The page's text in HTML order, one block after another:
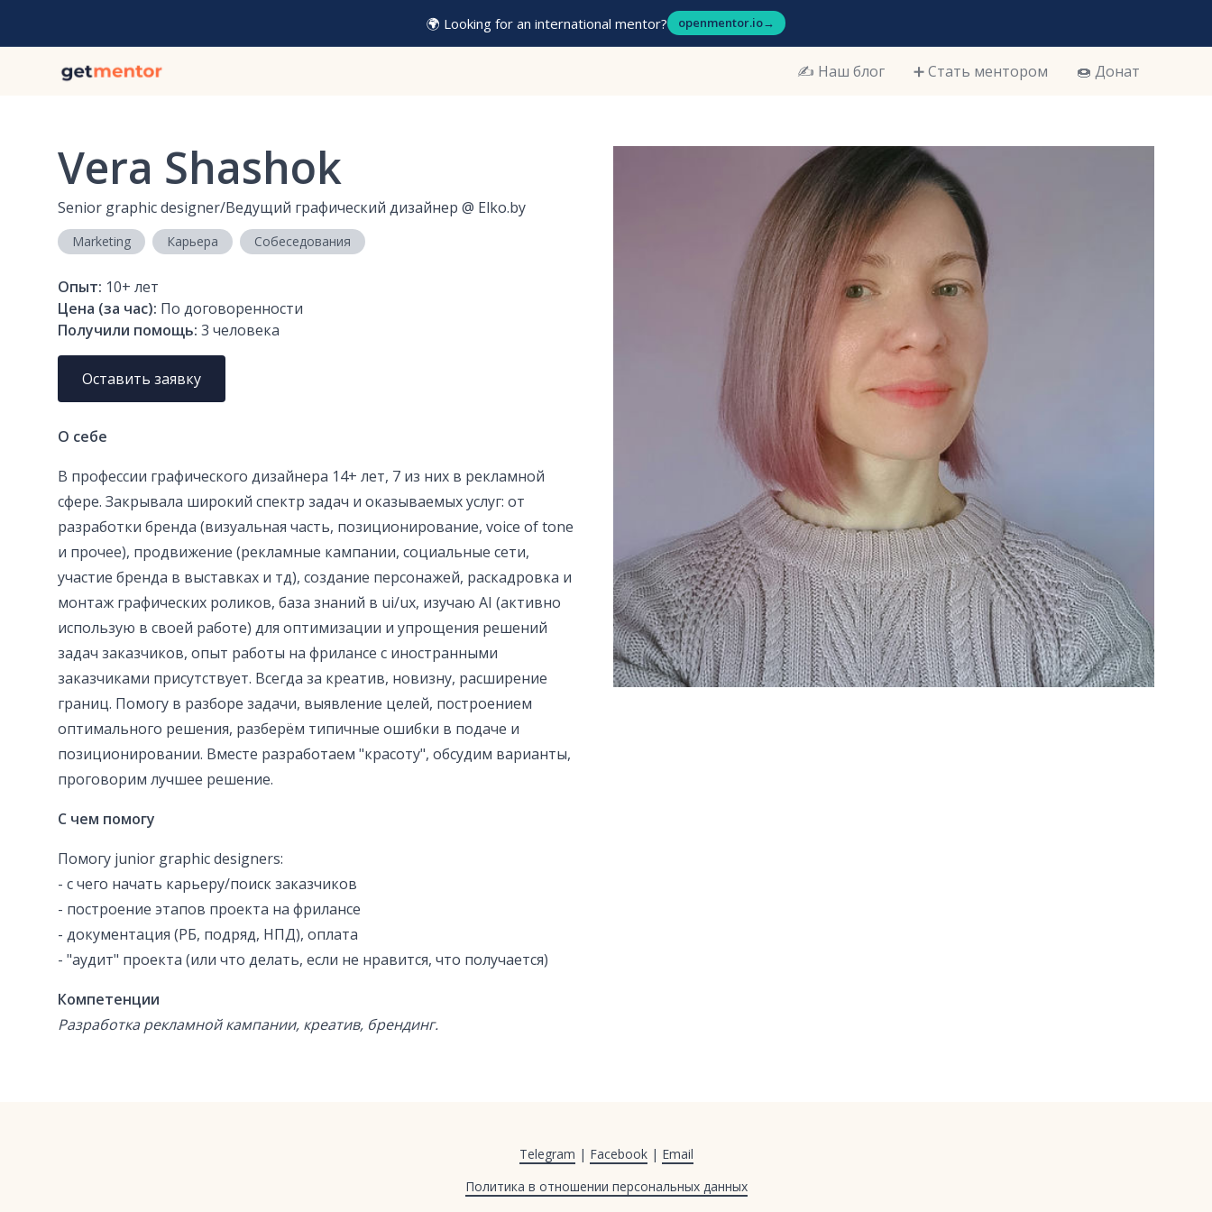
🌍 Looking for an international mentor? openmentor.io→
✍️ Наш блог ➕ Стать ментором 🍩 Донат
Vera Shashok
Senior graphic designer/Ведущий графический дизайнер @ Elko.by
Marketing Карьера Собеседования
Опыт: 10+ лет
Цена (за час): По договоренности
Получили помощь: 3 человека
Оставить заявку
О себе
В профессии графического дизайнера 14+ лет, 7 из них в рекламной
сфере. Закрывала широкий спектр задач и оказываемых услуг: от
разработки бренда (визуальная часть, позиционирование, voice of tone
и прочее), продвижение (рекламные кампании, социальные сети,
участие бренда в выставках и тд), создание персонажей, раскадровка и
монтаж графических роликов, база знаний в ui/ux, изучаю AI (активно
использую в своей работе) для оптимизации и упрощения решений
задач заказчиков, опыт работы на фрилансе с иностранными
заказчиками присутствует. Всегда за креатив, новизну, расширение
границ. Помогу в разборе задачи, выявление целей, построением
оптимального решения, разберём типичные ошибки в подаче и
позиционировании. Вместе разработаем "красоту", обсудим варианты,
проговорим лучшее решение.
С чем помогу
Помогу junior graphic designers:
- с чего начать карьеру/поиск заказчиков
- построение этапов проекта на фрилансе
- документация (РБ, подряд, НПД), оплата
- "аудит" проекта (или что делать, если не нравится, что получается)
Компетенции
Разработка рекламной кампании, креатив, брендинг.
Telegram | Facebook| Email
Политика в отношении персональных данных